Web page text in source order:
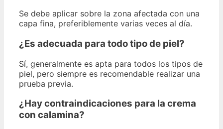
Se debe aplicar sobre la zona afectada con una
capa fina, preferiblemente varias veces al día.
¿Es adecuada para todo tipo de piel?
Sí, generalmente es apta para todos los tipos de
piel, pero siempre es recomendable realizar una
prueba previa.
¿Hay contraindicaciones para la crema
con calamina?